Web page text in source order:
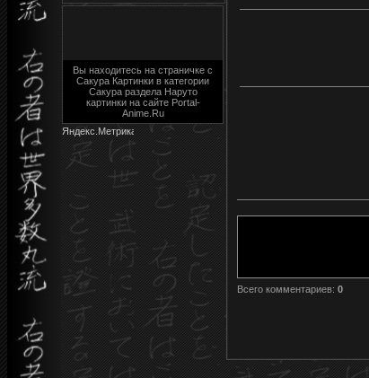
Вы находитесь на страничке с
Сакура Картинки в категории
Сакура раздела Наруто
картинки на сайте Portal-
Anime.Ru
Всего комментариев: 0